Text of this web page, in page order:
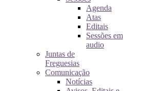
Agenda
Atas
Editais
Sessões em
audio
Juntas de
Freguesias
Comunicação
Notícias